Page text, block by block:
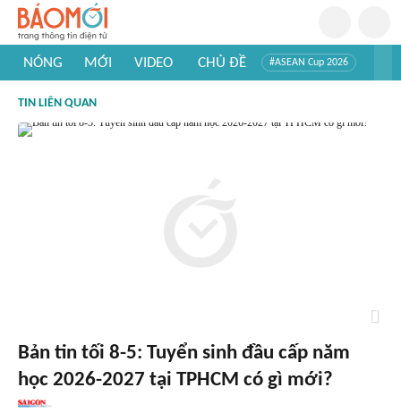
NÓNG MỚI VIDEO CHỦ ĐỀ #ASEAN Cup 2026
#Khám phá thế giới
TIN LIÊN QUAN
Bản tin tối 8-5: Tuyển sinh đầu cấp năm
học 2026-2027 tại TPHCM có gì mới?